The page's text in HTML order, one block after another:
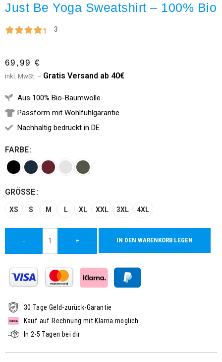
Just Be Yoga Sweatshirt – 100% Bio
3
69,99 €
inkl. MwSt. – Gratis Versand ab 40€
Aus 100% Bio-Baumwolle
Passform mit Wohlfühlgarantie
Nachhaltig bedruckt in DE
FARBE
GRÖSSE
XS S M L XL XXL 3XL 4XL
- + IN DEN WARENKORB LEGEN
Alternative:
30 Tage Geld-zurück-Garantie
Kauf auf Rechnung mit Klarna möglich
In 2-5 Tagen bei dir